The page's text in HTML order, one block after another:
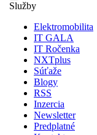
Služby
Elektromobilita
IT GALA
IT Ročenka
NXTplus
Súťaže
Blogy
RSS
Inzercia
Newsletter
Predplatné